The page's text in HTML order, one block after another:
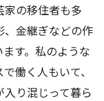
の移住者も多
、金継ぎなどの作
す。私のような
働く人もいて、
り混じって暮ら